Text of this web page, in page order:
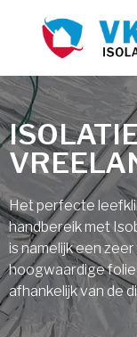
Het perfecte
handbereik met
is namelijk een
hoogwaardige
afhankelijk van de